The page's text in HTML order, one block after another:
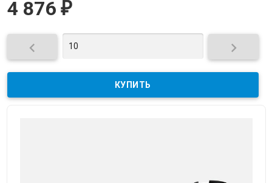
4 876 ₽
 